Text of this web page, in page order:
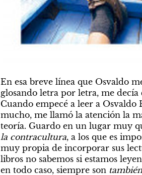
En esa breve línea que Osvaldo
glosando letra por letra, me decía
Cuando empecé a leer a
mucho, me llamó la atención la
teoría. Guardo en un lugar muy
la contracultura, a los que es
muy propia de incorporar sus
libros no sabemos si estamos
en todo caso, siempre son también